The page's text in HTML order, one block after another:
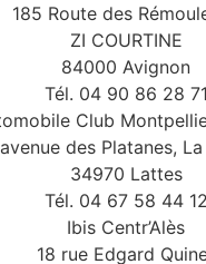
185 Route des
ZI COURTINE
84000 Avignon
Tél. 04 90 86 28 71
Club
des Platanes,
34970 Lattes
Tél. 04 67 58 44 12
Ibis Centr’Alès
18 rue Edgard